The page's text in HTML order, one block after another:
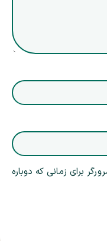
برای زمانی که دوباره